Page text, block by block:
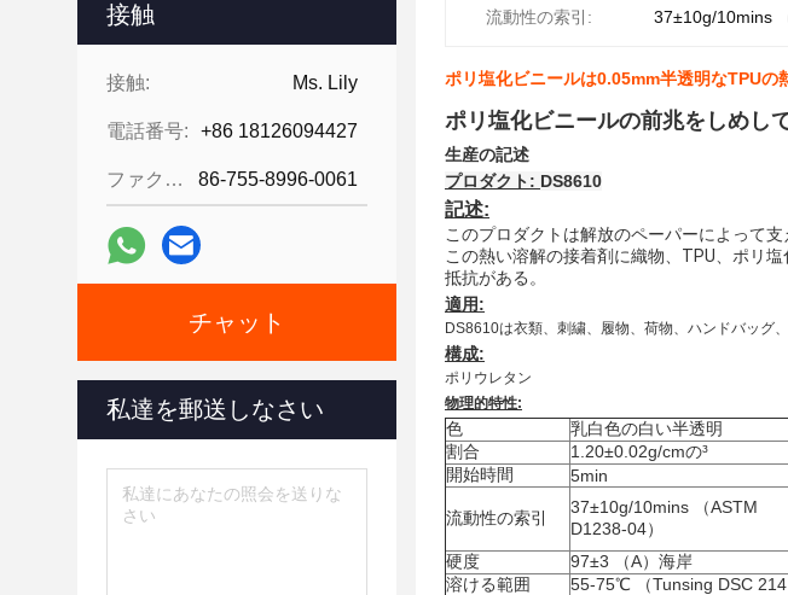
接触
接触: Ms. Lily
電話番号: +86 18126094427
ファクシミリ: 86-755-8996-0061
チャット
私達を郵送しなさい
流動性の索引: 37±10g/10mins
ポリ塩化ビニールは0.05mm半透明なTPU
ポリ塩化ビニールの前兆をしめし
生産の記述
プロダクト: DS8610
記述:
このプロダクトは解放のペーパーによって
この熱い溶解の接着剤に織物、TPU、ポリ
抵抗がある。
適用:
DS8610は衣類、刺繍、履物、荷物、ハンドバッグ
構成:
ポリウレタン
物理的特性:
色 乳白色の白い半透明
割合
1.20±0.02g/cmの³
開始時間
5min
流動性の索引
37±10g/10mins （ASTM
D1238-04）
硬度
97±3 （A）海岸
溶ける範囲
55-75℃ （Tunsing DSC 214